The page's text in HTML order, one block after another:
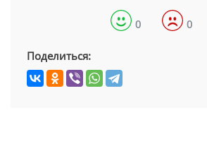
0 0
Поделиться: